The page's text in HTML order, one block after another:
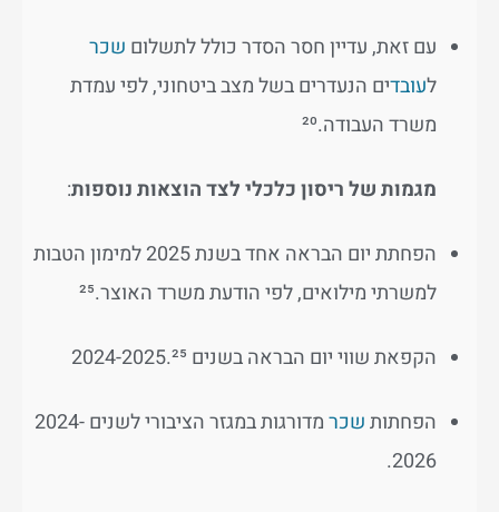
עם זאת, עדיין חסר הסדר כולל לתשלום שכר
לעובדים הנעדרים בשל מצב ביטחוני, לפי עמדת
משרד העבודה.²⁰
מגמות של ריסון כלכלי לצד הוצאות נוספות:
הפחתת יום הבראה אחד בשנת 2025 למימון הטבות
למשרתי מילואים, לפי הודעת משרד האוצר.²⁵
הקפאת שווי יום הבראה בשנים 2024-2025.²⁵
הפחתותשכר
מדורגות במגזר הציבורי לשנים 2024-
2026.